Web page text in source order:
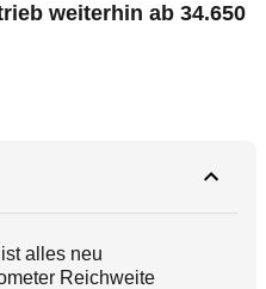
weiterhin ab 34.650
alles neu
Reichweite